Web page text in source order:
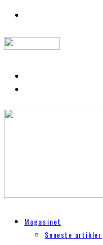
Magasinet
Seneste artikler